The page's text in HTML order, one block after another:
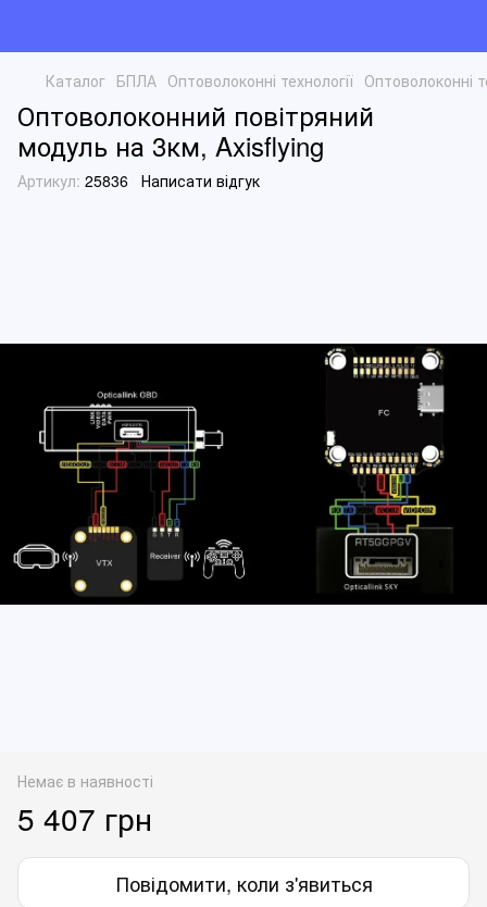
Каталог БПЛА Оптоволоконні технології Оптоволоконні
Оптоволоконний повітряний
модуль на 3км, Axisflying
Артикул: 25836 Написати відгук
Немає в наявності
5 407 грн
Повідомити, коли з'явиться